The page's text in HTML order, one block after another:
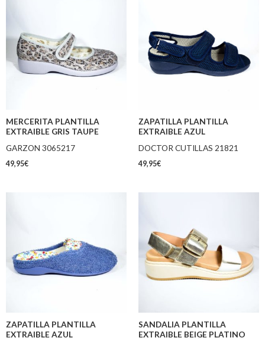
MERCERITA PLANTILLA
EXTRAIBLE GRIS TAUPE
GARZON 3065217
49,95€
ZAPATILLA PLANTILLA
EXTRAIBLE AZUL
DOCTOR CUTILLAS 21821
49,95€
ZAPATILLA PLANTILLA
EXTRAIBLE AZUL
SANDALIA PLANTILLA
EXTRAIBLE BEIGE PLATINO